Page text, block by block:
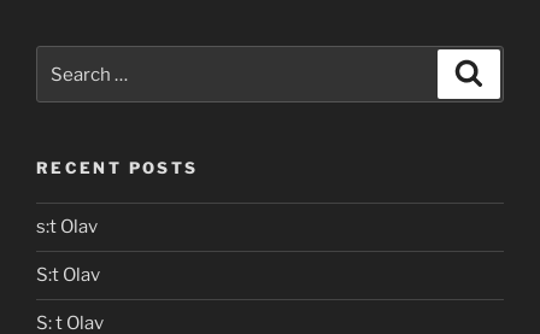
RECENT POSTS
s:t Olav
S:t Olav
S: t Olav